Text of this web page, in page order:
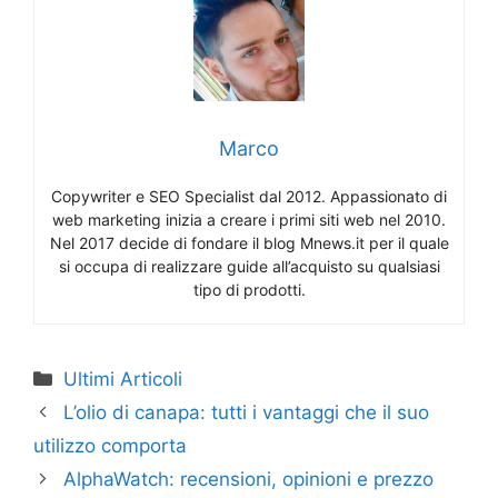
Marco
Copywriter e SEO Specialist dal 2012. Appassionato di
web marketing inizia a creare i primi siti web nel 2010.
Nel 2017 decide di fondare il blog Mnews.it per il quale
si occupa di realizzare guide all’acquisto su qualsiasi
tipo di prodotti.
Categorie
Ultimi Articoli
L’olio di canapa: tutti i vantaggi che il suo
utilizzo comporta
AlphaWatch: recensioni, opinioni e prezzo